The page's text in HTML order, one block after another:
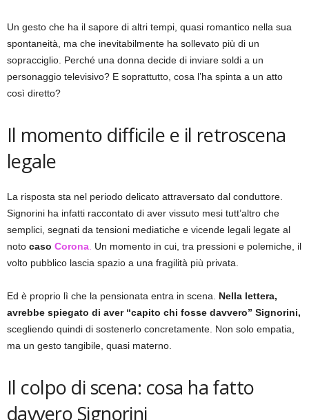
Un gesto che ha il sapore di altri tempi, quasi romantico nella sua
spontaneità, ma che inevitabilmente ha sollevato più di un
sopracciglio. Perché una donna decide di inviare soldi a un
personaggio televisivo? E soprattutto, cosa l’ha spinta a un atto
così diretto?
Il momento difficile e il retroscena
legale
La risposta sta nel periodo delicato attraversato dal conduttore.
Signorini ha infatti raccontato di aver vissuto mesi tutt’altro che
semplici, segnati da tensioni mediatiche e vicende legali legate al
noto caso Corona Un momento in cui, tra pressioni e polemiche, il
volto pubblico lascia spazio a una fragilità più privata.
Ed è proprio lì che la pensionata entra in scena. Nella lettera,
avrebbe spiegato di aver “capito chi fosse davvero” Signorini,
scegliendo quindi di sostenerlo concretamente. Non solo empatia,
ma un gesto tangibile, quasi materno.
Il colpo di scena: cosa ha fatto
davvero Signorini